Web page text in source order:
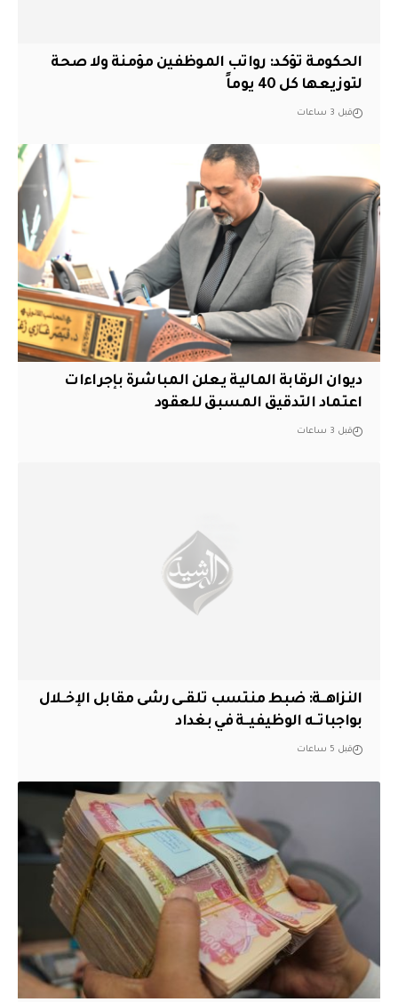
الحكومة تؤكد: رواتب الموظفين مؤمنة ولا صحة
لتوزيعها كل 40 يوماً
قبل 3 ساعات
ديوان الرقابة المالية يعلن المباشرة بإجراءات
اعتماد التدقيق المسبق للعقود
قبل 3 ساعات
النزاهــة: ضبط منتسب تلقــى رشى مقابل الإخــلال
بواجباتــه الوظيفيــة في بغداد
قبل 5 ساعات